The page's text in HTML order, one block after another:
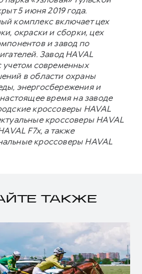
5 июня 2019 года.
комплекс включает цех
окраски и сборки, цех
и завод по
Завод HAVAL
учетом современных
в области охраны
энергосбережения и
время на заводе
кроссоверы HAVAL
кроссоверы HAVAL
F7x, а также
кроссоверы HAVAL
ТАКЖЕ